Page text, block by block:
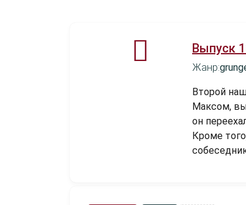
Выпуск
Жанр:
Второй
Максом,
он
Кроме